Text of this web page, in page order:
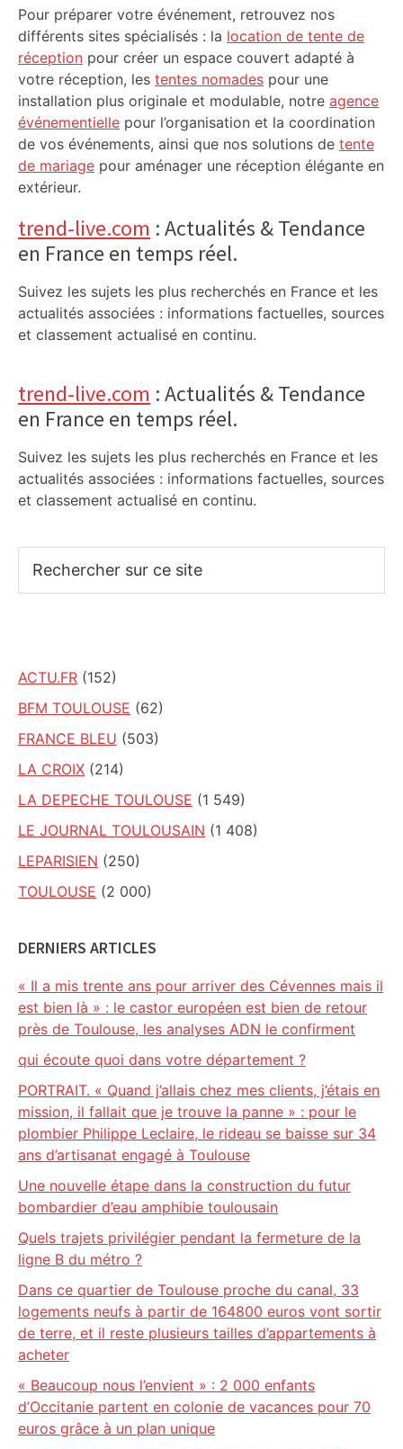
Pour préparer votre événement, retrouvez nos
différents sites spécialisés : la location de tente de
réception pour créer un espace couvert adapté à
votre réception, les tentes nomades pour une
installation plus originale et modulable, notre agence
événementielle pour l’organisation et la coordination
de vos événements, ainsi que nos solutions de tente
de mariage pour aménager une réception élégante en
extérieur.
trend-live.com : Actualités & Tendance
en France en temps réel.
Suivez les sujets les plus recherchés en France et les
actualités associées : informations factuelles, sources
et classement actualisé en continu.
trend-live.com : Actualités & Tendance
en France en temps réel.
Suivez les sujets les plus recherchés en France et les
actualités associées : informations factuelles, sources
et classement actualisé en continu.
sur
ACTU.FR (152)
BFM TOULOUSE (62)
FRANCE BLEU (503)
LA CROIX (214)
LA DEPECHE TOULOUSE (1 549)
LE JOURNAL TOULOUSAIN (1 408)
LEPARISIEN (250)
TOULOUSE (2 000)
DERNIERS ARTICLES
« Il a mis trente ans pour arriver des Cévennes mais il
est bien là » : le castor européen est bien de retour
près de Toulouse, les analyses ADN le confirment
qui écoute quoi dans votre département ?
PORTRAIT. « Quand j’allais chez mes clients, j’étais en
mission, il fallait que je trouve la panne » : pour le
plombier Philippe Leclaire, le rideau se baisse sur 34
ans d’artisanat engagé à Toulouse
Une nouvelle étape dans la construction du futur
bombardier d’eau amphibie toulousain
Quels trajets privilégier pendant la fermeture de la
ligne B du métro ?
Dans ce quartier de Toulouse proche du canal, 33
logements neufs à partir de 164800 euros vont sortir
de terre, et il reste plusieurs tailles d’appartements à
acheter
« Beaucoup nous l’envient » : 2 000 enfants
d’Occitanie partent en colonie de vacances pour 70
euros grâce à un plan unique